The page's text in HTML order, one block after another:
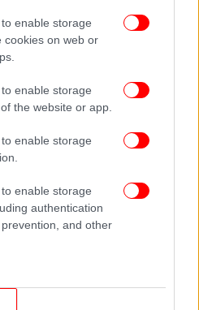
enable storage
cookies on web or
enable storage
the website or app.
enable storage
enable storage
authentication
and other
της υγείας της:
περπατήσω ως τον